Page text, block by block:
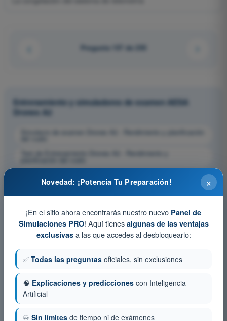
Pregunta 157 de 255
Entrenamiento y simuladores de examen AESA
Drones A2
Simulacro de examen Drones A2 - Rendimiento y planificación
Test de Entrenamiento Drones A2 - Rendimiento y
×
Novedad: ¡Potencia Tu Preparación!
¡En el sitio ahora encontrarás nuestro nuevo Panel de
Simulaciones PRO! Aquí tienes algunas de las ventajas
exclusivasa las que accedes al desbloquearlo:
✅ Todas las preguntas oficiales, sin exclusiones
🧠 Explicaciones y predicciones con Inteligencia
Artificial
♾️ Sin límites de tiempo ni de exámenes